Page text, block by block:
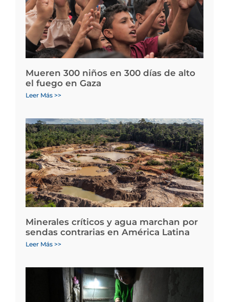
Mueren 300 niños en 300 días de alto
el fuego en Gaza
Leer Más >>
Minerales críticos y agua marchan por
sendas contrarias en América Latina
Leer Más >>